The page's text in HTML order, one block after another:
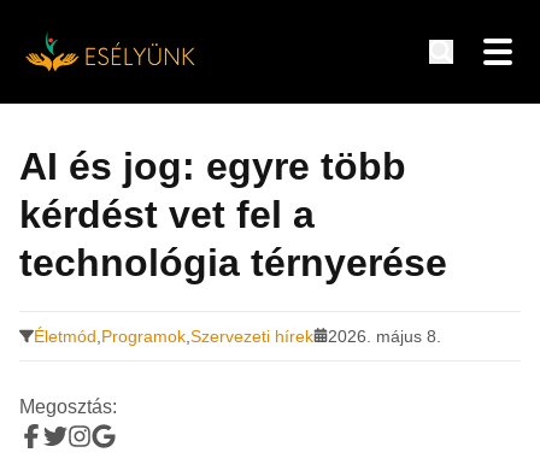
tartalomra
AI és jog: egyre több
kérdést vet fel a
technológia térnyerése
Életmód Programok Szervezeti hírek 2026. május 8.
Megosztás: